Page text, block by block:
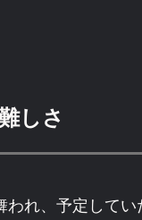
しさ
れ、予定して